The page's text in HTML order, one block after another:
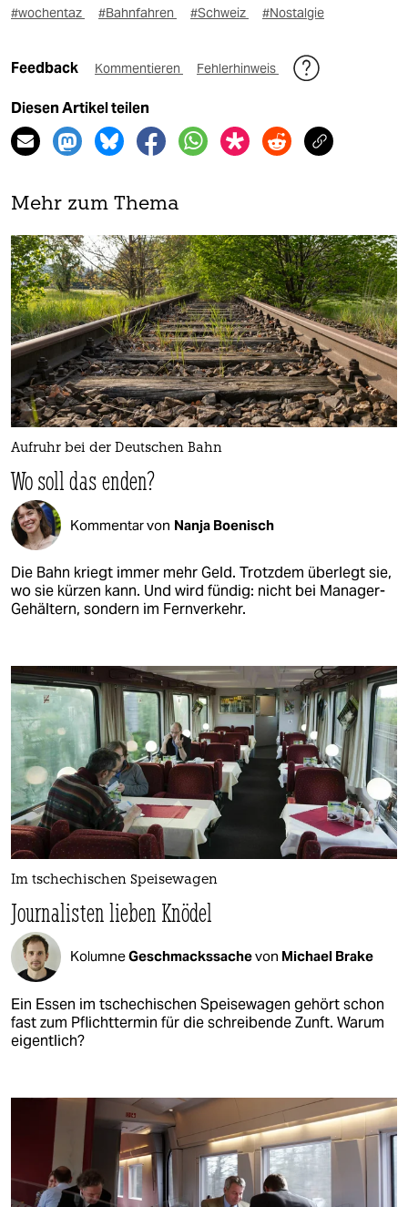
#wochentaz #Bahnfahren #Schweiz #Nostalgie
Feedback Kommentieren Fehlerhinweis
Diesen Artikel teilen
Mehr zum Thema
Aufruhr bei der Deutschen Bahn
Wo soll das enden?
Kommentar von Nanja Boenisch
Die Bahn kriegt immer mehr Geld. Trotzdem überlegt sie,
wo sie kürzen kann. Und wird fündig: nicht bei Manager-
Gehältern, sondern im Fernverkehr.
Im tschechischen Speisewagen
Journalisten lieben Knödel
KolumneGeschmackssachevon Michael Brake
Ein Essen im tschechischen Speisewagen gehört schon
fast zum Pflichttermin für die schreibende Zunft. Warum
eigentlich?